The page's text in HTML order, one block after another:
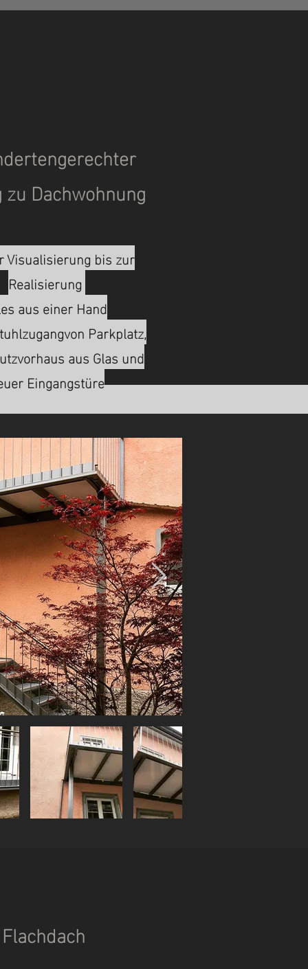
zu Dachwohnung
Visualisierung bis zur
Realisierung
aus einer Hand
Parkplatz,
aus Glas und
Eingangstüre